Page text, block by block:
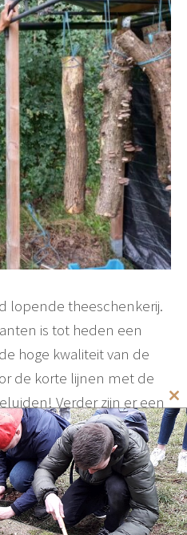
lopende theeschenkerij.
is tot heden een
hoge kwaliteit van de
de korte lijnen met de
Verder zijn er een
te vinden en
brandhout.
Takken ontstond
tussen de 40 – 80